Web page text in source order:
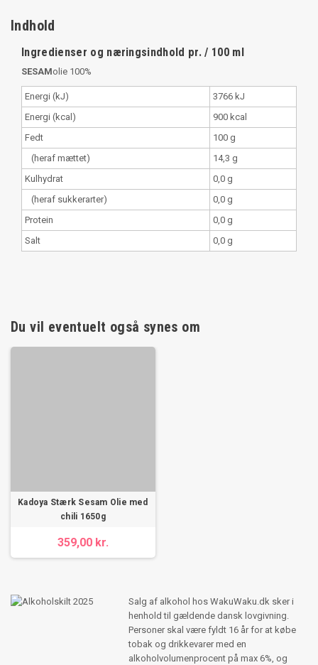
Indhold
Ingredienser og næringsindhold pr. / 100 ml
SESAMolie 100%
Energi (kJ)
3766 kJ
Energi (kcal)
900 kcal
Fedt
100 g
(heraf mættet)
14,3 g
Kulhydrat
0,0 g
(heraf sukkerarter)
0,0 g
Protein
0,0 g
Salt
0,0 g
Du vil eventuelt også synes om
Kadoya Stærk Sesam Olie med
chili 1650g
359,00 kr.
Salg af alkohol hos WakuWaku.dk sker i
henhold til gældende dansk lovgivning.
Personer skal være fyldt 16 år for at købe
tobak og drikkevarer med en
alkoholvolumenprocent på max 6%, og